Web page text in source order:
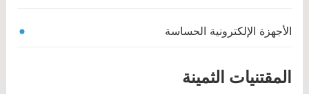
الأجهزة الإلكترونية الحساسة
المقتنيات الثمينة